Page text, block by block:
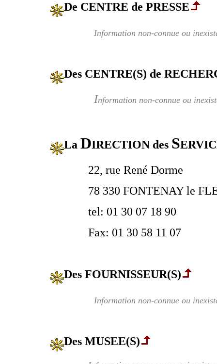
De CENTRE de PRESSE
Information non-connue ou
Des CENTRE(S) de
Information non-connue ou
La DIRECTION des S
22, rue René Dorme
78 330 FONTENAY le
tel: 01 30 07 18 90
Fax: 01 30 58 11 07
Des FOURNISSEUR(S)
Information non-connue ou
Des MUSEE(S)